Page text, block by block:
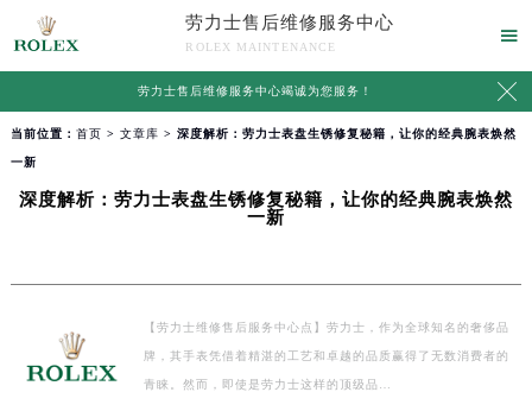
劳力士售后维修服务中心
ROLEX MAINTENANCE

劳力士售后维修服务中心竭诚为您服务！ 
当前位置： 首页 > 文章库 > 深度解析：劳力士表盘生锈修复秘籍，让你的经典腕表焕然
一新
深度解析：劳力士表盘生锈修复秘籍，让你的经典腕表焕然
一新
【劳力士维修售后服务中心点】劳力士，作为全球知名的奢侈品
牌，其手表凭借着精湛的工艺和卓越的品质赢得了无数消费者的
青睐。然而，即使是劳力士这样的顶级品…